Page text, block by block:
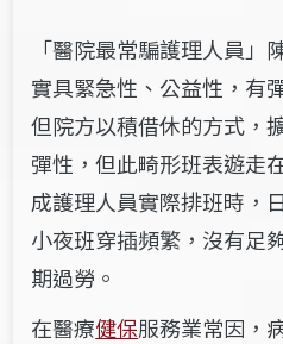
「醫院最常騙護理人員」
實具緊急性、公益性，有
但院方以積借休的方式，
彈性，但此畸形班表遊走
成護理人員實際排班時，
小夜班穿插頻繁，沒有足
期過勞。
在醫療健保服務業常因，